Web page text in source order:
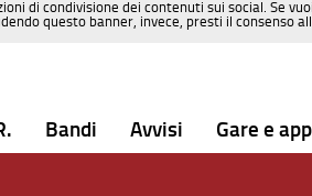
di condivisione dei contenuti sui social. Se
questo banner, invece, presti il consenso
Bandi Avvisi Gare e